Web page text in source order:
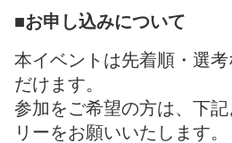
■お申し込みについて
本イベントは先着順・選
だけます。
参加をご希望の方は、下
リーをお願いいたします。